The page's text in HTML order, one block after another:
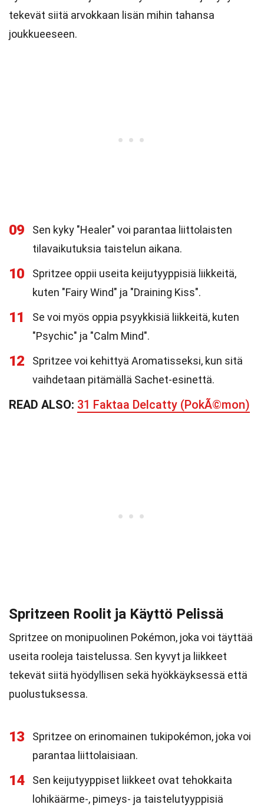
tekevät siitä arvokkaan lisän mihin tahansa
joukkueeseen.
09
Sen kyky "Healer" voi parantaa liittolaisten
tilavaikutuksia taistelun aikana.
10
Spritzee oppii useita keijutyyppisiä liikkeitä,
kuten "Fairy Wind" ja "Draining Kiss".
11
Se voi myös oppia psyykkisiä liikkeitä, kuten
"Psychic" ja "Calm Mind".
12
Spritzee voi kehittyä Aromatisseksi, kun sitä
vaihdetaan pitämällä Sachet-esinettä.
READ ALSO: 31 Faktaa Delcatty (PokÃ©mon)
Spritzeen Roolit ja Käyttö Pelissä
Spritzee on monipuolinen Pokémon, joka voi täyttää
useita rooleja taistelussa. Sen kyvyt ja liikkeet
tekevät siitä hyödyllisen sekä hyökkäyksessä että
puolustuksessa.
13
Spritzee on erinomainen tukipokémon, joka voi
parantaa liittolaisiaan.
14
Sen keijutyyppiset liikkeet ovat tehokkaita
lohikäärme-, pimeys- ja taistelutyyppisiä